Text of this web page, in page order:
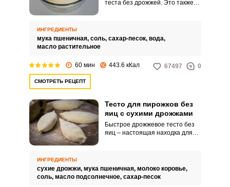
теста без дрожжей. Это также
ИНГРЕДИЕНТЫ
мука пшеничная, соль, сахар-песок, вода,
масло растительное
60 мин 443.6 кКал 67497 0
СМОТРЕТЬ РЕЦЕПТ
Тесто для пирожков без
яиц с сухими дрожжами
Быстрое дрожжевое тесто без
яиц – настоящая находка для
ИНГРЕДИЕНТЫ
сухие дрожжи, мука пшеничная, молоко коровье,
соль, масло подсолнечное, сахар-песок